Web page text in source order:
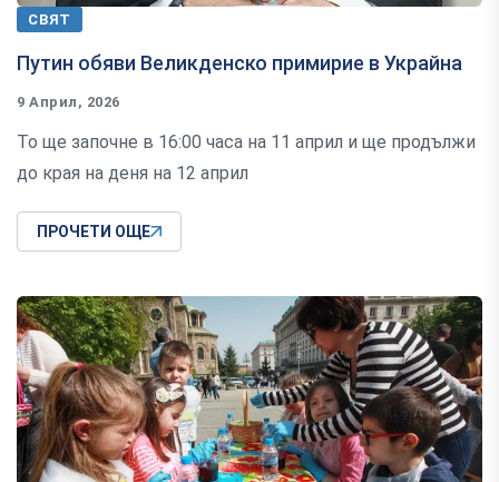
СВЯТ
Путин обяви Великденско примирие в Украйна
9 Април, 2026
То ще започне в 16:00 часа на 11 април и ще продължи
до края на деня на 12 април
ПРОЧЕТИ ОЩЕ